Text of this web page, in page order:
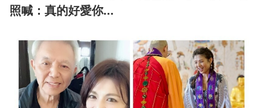
照喊：真的好愛你...